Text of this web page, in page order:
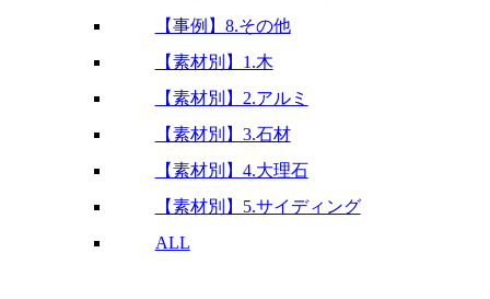
【事例】8.その他
【素材別】1.木
【素材別】2.アルミ
【素材別】3.石材
【素材別】4.大理石
【素材別】5.サイディング
ALL